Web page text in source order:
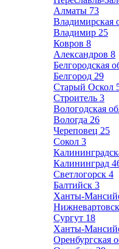
Алматы 73
Владимирская
Владимир 25
Ковров 8
Александров 8
Белгородская
Белгород 29
Старый Оскол
Строитель 3
Вологодская
Вологда 26
Череповец 25
Сокол 3
Калининград
Светлогорск 4
Балтийск 3
Ханты-
Нижневартовск
Сургут 18
Ханты-
Оренбургская